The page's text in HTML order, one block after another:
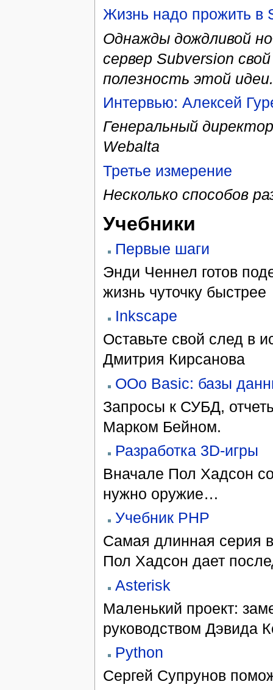
Жизнь надо прожить в
Однажды дождливой
сервер Subversion
полезность этой
Интервью: Алексей
Генеральный
Webalta
Третье измерение
Несколько способов
Учебники
Первые шаги
Энди Ченнел готов
жизнь чуточку быстрее
Inkscape
Оставьте свой след в
Дмитрия Кирсанова
OOo Basic: базы
Запросы к СУБД,
Марком Бейном.
Разработка 3D-игры
Вначале Пол Хадсон
нужно оружие…
Учебник PHP
Самая длинная серия
Пол Хадсон дает
Asterisk
Маленький проект:
руководством Дэвида
Python
Сергей Супрунов